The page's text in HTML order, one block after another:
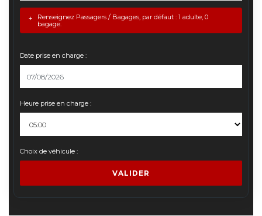
Renseignez Passagers / Bagages, par défaut : 1 adulte, 0
bagage.
+
Date prise en charge :
Heure prise en charge :
Choix de véhicule :
VALIDER